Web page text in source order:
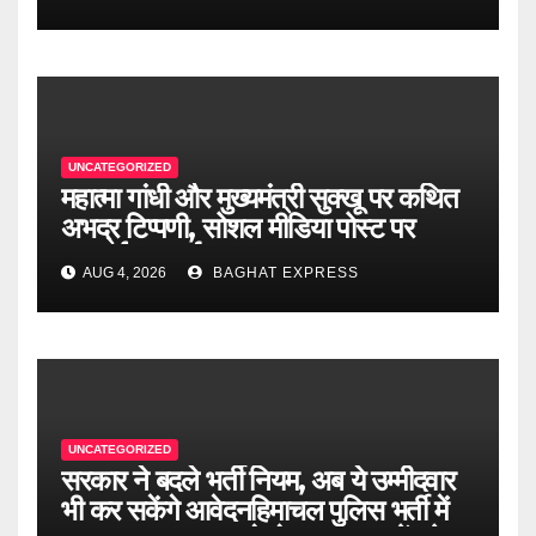
UNCATEGORIZED
महात्मा गांधी और मुख्यमंत्री सुक्खू पर कथित
अभद्र टिप्पणी, सोशल मीडिया पोस्ट पर
एफआईआर दर्ज
AUG 4, 2026 BAGHAT EXPRESS
UNCATEGORIZED
सरकार ने बदले भर्ती नियम, अब ये उम्मीदवार
भी कर सकेंगे आवेदनहिमाचल पुलिस भर्ती में